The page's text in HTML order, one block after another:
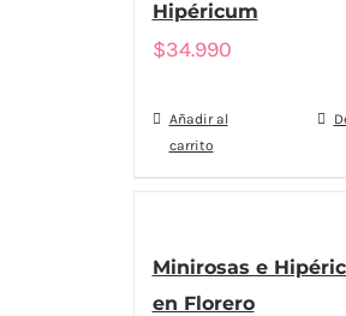
Hipéricum
$34.990
Añadir al
carrito
Minirosas e
en Florero